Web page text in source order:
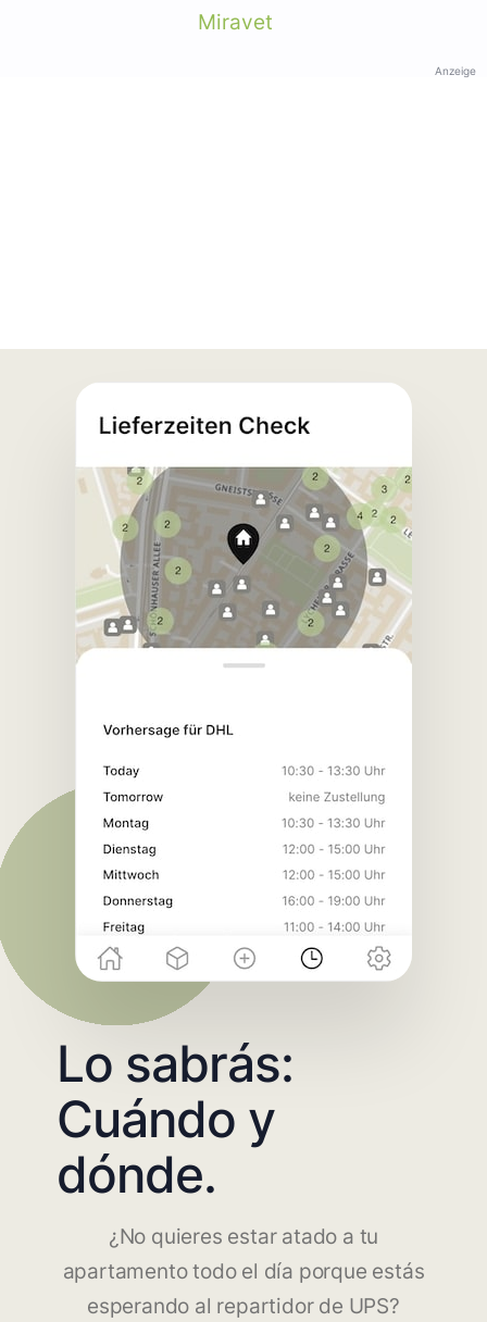
Miravet
Anzeige
Lo sabrás:
Cuándo y
dónde.
¿No quieres estar atado a tu
apartamento todo el día porque estás
esperando al repartidor de UPS?